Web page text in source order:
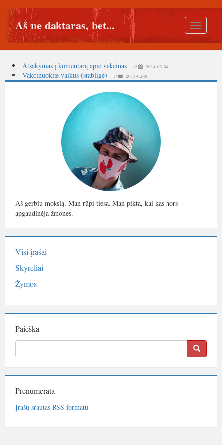
Toggle
Aš ne daktaras, bet...
Atsakymas į komentarą apie vakcinas // 2014-03-04
Vakcinuokite vaikus (stabligė) // 2013-02-06
Aš gerbiu mokslą. Man rūpi tiesa. Man pikta, kai kas nors
apgaudinėja žmones.
Visi įrašai
Skyreliai
Žymos
Paieška
Prenumerata
Įrašų srautas RSS formatu